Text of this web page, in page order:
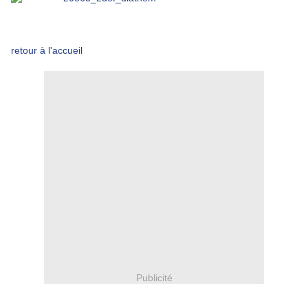
retour à l'accueil
Publicité